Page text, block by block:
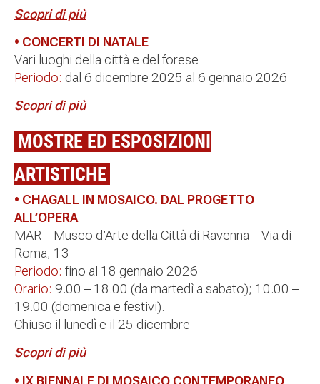
Scopri di più
• CONCERTI DI NATALE
Vari luoghi della città e del forese
Periodo: dal 6 dicembre 2025 al 6 gennaio 2026
Scopri di più
MOSTRE ED ESPOSIZIONI
ARTISTICHE
• CHAGALL IN MOSAICO. DAL PROGETTO
ALL’OPERA
MAR – Museo d’Arte della Città di Ravenna – Via di
Roma, 13
Periodo: fino al 18 gennaio 2026
Orario: 9.00 – 18.00 (da martedì a sabato); 10.00 –
19.00 (domenica e festivi).
Chiuso il lunedì e il 25 dicembre
Scopri di più
• IX BIENNALE DI MOSAICO CONTEMPORANEO